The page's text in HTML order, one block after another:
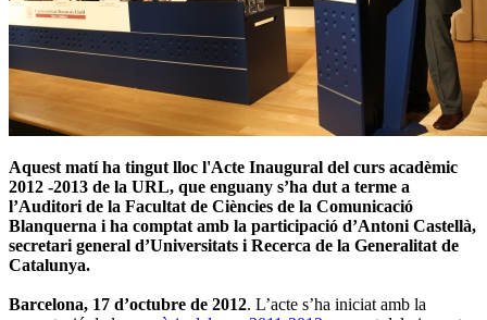
Aquest matí ha tingut lloc l'Acte Inaugural del curs acadèmic
2012 -2013 de la URL, que enguany s’ha dut a terme a
l’Auditori de la Facultat de Ciències de la Comunicació
Blanquerna i ha comptat amb la participació d’Antoni Castellà,
secretari general d’Universitats i Recerca de la Generalitat de
Catalunya.
Barcelona, 17 d’octubre de 2012. L’acte s’ha iniciat amb la